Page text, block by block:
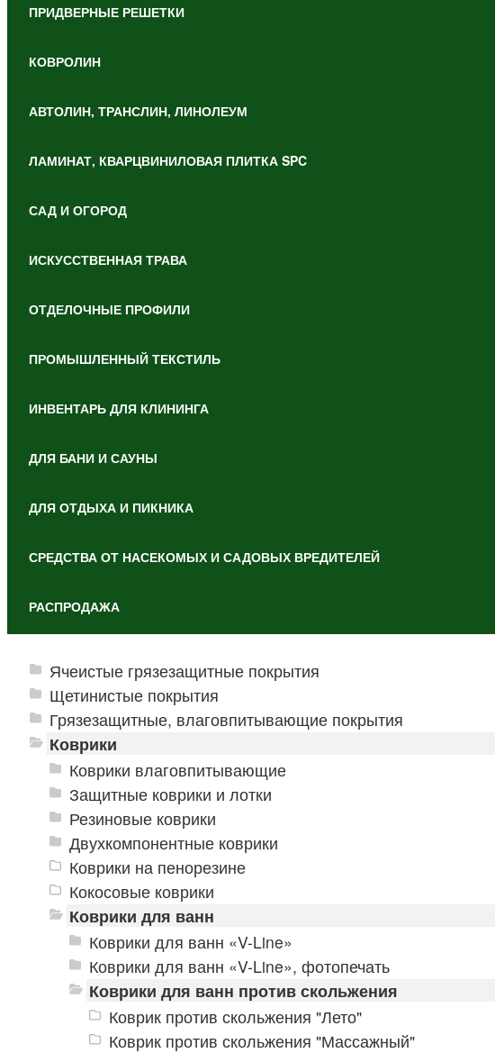
ПРИДВЕРНЫЕ РЕШЕТКИ
КОВРОЛИН
АВТОЛИН, ТРАНСЛИН, ЛИНОЛЕУМ
ЛАМИНАТ, КВАРЦВИНИЛОВАЯ ПЛИТКА SPC
САД И ОГОРОД
ИСКУССТВЕННАЯ ТРАВА
ОТДЕЛОЧНЫЕ ПРОФИЛИ
ПРОМЫШЛЕННЫЙ ТЕКСТИЛЬ
ИНВЕНТАРЬ ДЛЯ КЛИНИНГА
ДЛЯ БАНИ И САУНЫ
ДЛЯ ОТДЫХА И ПИКНИКА
СРЕДСТВА ОТ НАСЕКОМЫХ И САДОВЫХ ВРЕДИТЕЛЕЙ
РАСПРОДАЖА
Ячеистые грязезащитные покрытия
Щетинистые покрытия
Грязезащитные, влаговпитывающие покрытия
Коврики
Коврики влаговпитывающие
Защитные коврики и лотки
Резиновые коврики
Двухкомпонентные коврики
Коврики на пенорезине
Кокосовые коврики
Коврики для ванн
Коврики для ванн «V-Line»
Коврики для ванн «V-Line», фотопечать
Коврики для ванн против скольжения
Коврик против скольжения "Лето"
Коврик против скольжения "Массажный"